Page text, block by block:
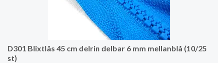
D301 Blixtlås 45 cm delrin delbar 6 mm mellanblå (10/25
st)